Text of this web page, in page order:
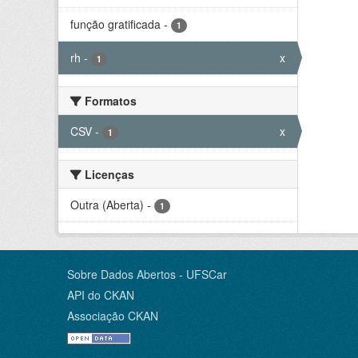
função gratificada - 1
rh - 1 x
Formatos
CSV - 1 x
Licenças
Outra (Aberta) - 1
Sobre Dados Abertos - UFSCar
API do CKAN
Associação CKAN